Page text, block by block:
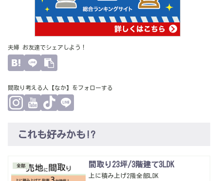
夫婦 お友達でシェアしよう！
間取り考える人【なか】をフォローする
これも好みかも!?
全部 間取り23坪/3階建て3LDK
上に積み上げ2階全部LDK